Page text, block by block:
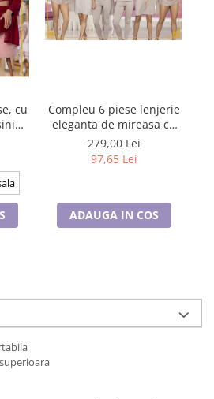
cu
Compleu 6 piese lenjerie
eleganta de mireasa cu
camasa de
noapte,pijamale și
279,00 Lei
97,65 Lei
ADAUGA IN COS